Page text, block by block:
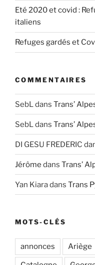
Eté 2020 et covid :
italiens
Refuges gardés et
COMMENTAIRES
SebLdans Trans’
SebLdans Trans’
DI GESU FREDERIC
Jérôme dans Trans’
Yan Kiaradans Trans
MOTS-CLÉS
annonces Ariège